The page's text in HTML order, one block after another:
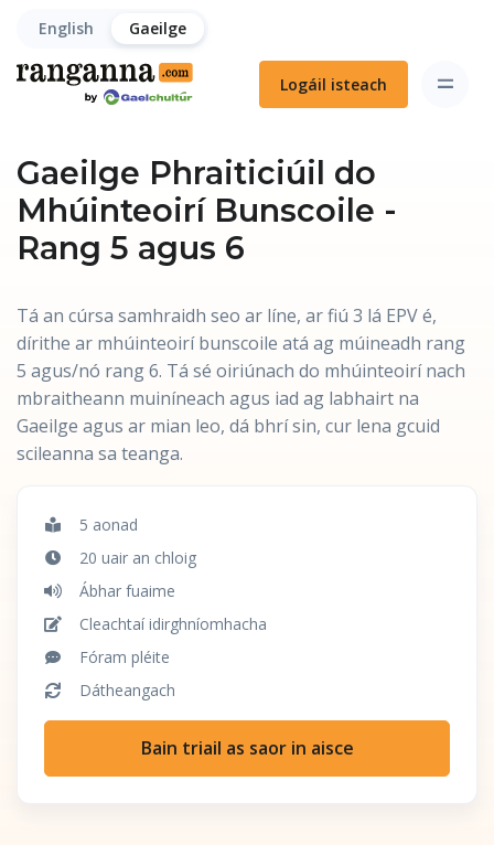
English Gaeilge
Logáil isteach
Gaeilge Phraiticiúil do
Mhúinteoirí Bunscoile -
Rang 5 agus 6
Tá an cúrsa samhraidh seo ar líne, ar fiú 3 lá EPV é,
dírithe ar mhúinteoirí bunscoile atá ag múineadh rang
5 agus/nó rang 6. Tá sé oiriúnach do mhúinteoirí nach
mbraitheann muiníneach agus iad ag labhairt na
Gaeilge agus ar mian leo, dá bhrí sin, cur lena gcuid
scileanna sa teanga.
5 aonad
20 uair an chloig
Ábhar fuaime
Cleachtaí idirghníomhacha
Fóram pléite
Dátheangach
Bain triail as saor in aisce